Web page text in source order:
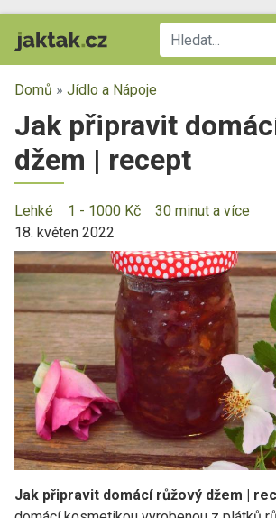
Domů » Jídlo a Nápoje
Jak připravit
džem | recept
Lehké 1 - 1000 Kč
30 minut a více
18. květen 2022
Jak připravit domácí růžový džem |